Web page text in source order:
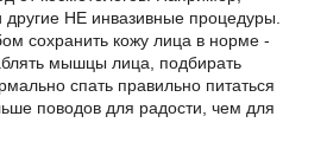
НЕ инвазивные процедуры.
сохранить кожу лица в норме -
мышцы лица, подбирать
спать правильно питаться
поводов для радости, чем для